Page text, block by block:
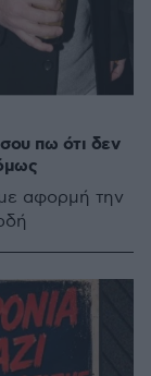
πω ότι δεν
αφορμή την